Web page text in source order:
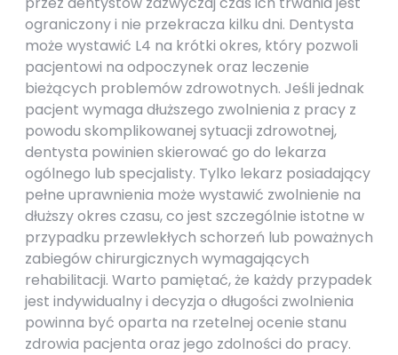
ograniczony i nie przekracza kilku dni. Dentysta
może wystawić L4 na krótki okres, który pozwoli
pacjentowi na odpoczynek oraz leczenie
bieżących problemów zdrowotnych. Jeśli jednak
pacjent wymaga dłuższego zwolnienia z pracy z
powodu skomplikowanej sytuacji zdrowotnej,
dentysta powinien skierować go do lekarza
ogólnego lub specjalisty. Tylko lekarz posiadający
pełne uprawnienia może wystawić zwolnienie na
dłuższy okres czasu, co jest szczególnie istotne w
przypadku przewlekłych schorzeń lub poważnych
zabiegów chirurgicznych wymagających
rehabilitacji. Warto pamiętać, że każdy przypadek
jest indywidualny i decyzja o długości zwolnienia
powinna być oparta na rzetelnej ocenie stanu
zdrowia pacjenta oraz jego zdolności do pracy.